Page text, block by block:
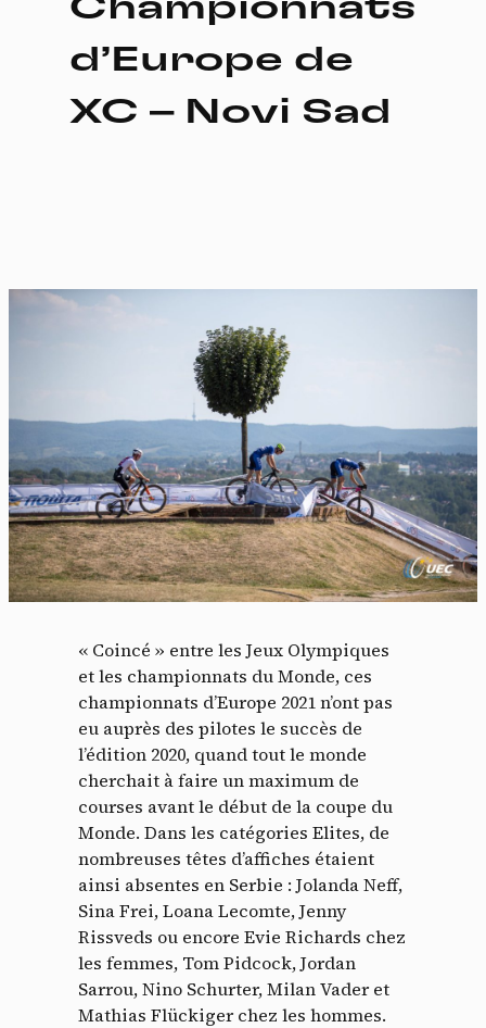
Championnats
d’Europe de
XC – Novi Sad
« Coincé » entre les Jeux Olympiques
et les championnats du Monde, ces
championnats d’Europe 2021 n’ont pas
eu auprès des pilotes le succès de
l’édition 2020, quand tout le monde
cherchait à faire un maximum de
courses avant le début de la coupe du
Monde. Dans les catégories Elites, de
nombreuses têtes d’affiches étaient
ainsi absentes en Serbie : Jolanda Neff,
Sina Frei, Loana Lecomte, Jenny
Rissveds ou encore Evie Richards chez
les femmes, Tom Pidcock, Jordan
Sarrou, Nino Schurter, Milan Vader et
Mathias Flückiger chez les hommes.